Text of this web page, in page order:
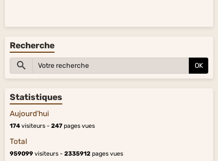
Recherche
OK
Statistiques
Aujourd'hui
174 visiteurs - 247 pages vues
Total
959099 visiteurs - 2335912 pages vues